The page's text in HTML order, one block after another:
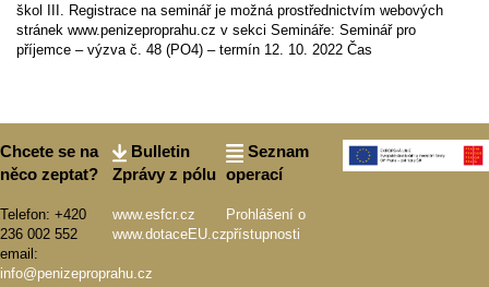
škol III. Registrace na seminář je možná prostřednictvím webových
stránek www.penizeproprahu.cz v sekci Semináře: Seminář pro
příjemce – výzva č. 48 (PO4) – termín 12. 10. 2022 Čas
Chcete se na
něco zeptat?
Telefon: +420
236 002 552
email:
info@penizeproprahu.cz
Bulletin
Zprávy z pólu
www.esfcr.cz
www.dotaceEU.cz
Seznam
operací
Prohlášení o
přístupnosti